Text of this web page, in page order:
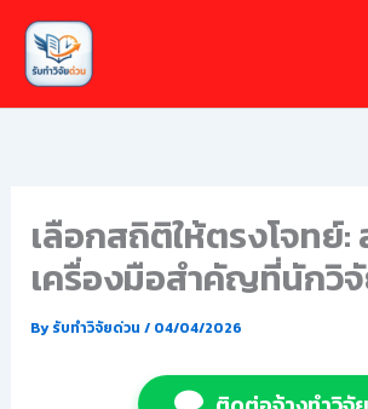
Skip
content
เลือกสถิติให้ตรงโจทย์:
เครื่องมือสำคัญที่นักวิ
Byรับทำวิจัยด่วน / 04/04/2026